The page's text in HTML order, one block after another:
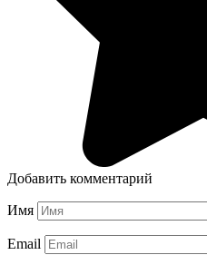
Добавить комментарий
Имя
Email